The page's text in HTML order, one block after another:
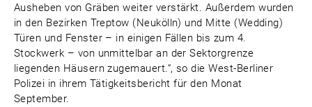
Ausheben von Gräben weiter verstärkt. Außerdem wurden
in den Bezirken Treptow (Neukölln) und Mitte (Wedding)
Türen und Fenster – in einigen Fällen bis zum 4.
Stockwerk – von unmittelbar an der Sektorgrenze
liegenden Häusern zugemauert.“, so die West-Berliner
Polizei in ihrem Tätigkeitsbericht für den Monat
September.